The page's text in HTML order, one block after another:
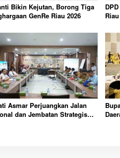
Bikin Kejutan, Borong Tiga
GenRe Riau 2026
Asmar Perjuangkan Jalan
dan Jembatan Strategis